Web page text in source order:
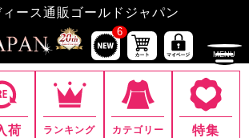
ース通販ゴールドジャパン
6
荷 ランキング カテゴリー 特集